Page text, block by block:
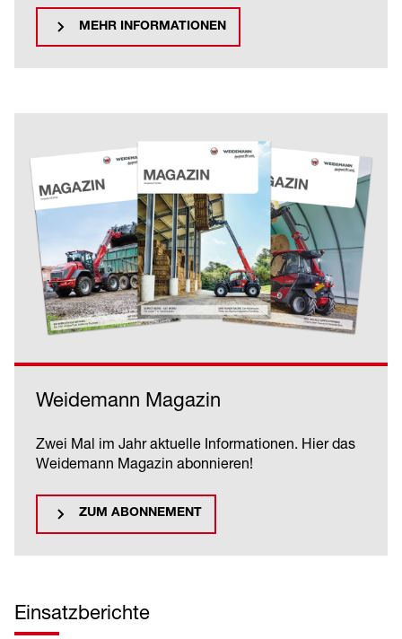
MEHR INFORMATIONEN
Weidemann Magazin
Zwei Mal im Jahr aktuelle Informationen. Hier das
Weidemann Magazin abonnieren!
ZUM ABONNEMENT
Einsatzberichte